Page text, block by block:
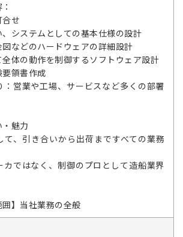
合せ
、システムとしての基本仕様の設計
図などのハードウェアの詳細設計
全体の動作を制御するソフトウェア設計
要領書作成
：営業や工場、サービスなど多くの部署
魅力
て、引き合いから出荷まですべての業務
カではなく、制御のプロとして造船業界
囲】当社業務の全般